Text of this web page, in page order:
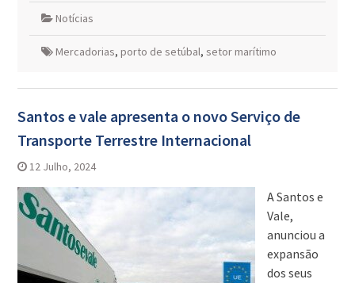
Notícias
Mercadorias, porto de setúbal, setor marítimo
Santos e vale apresenta o novo Serviço de
Transporte Terrestre Internacional
12 Julho, 2024
A Santos e
Vale,
anunciou a
expansão
dos seus